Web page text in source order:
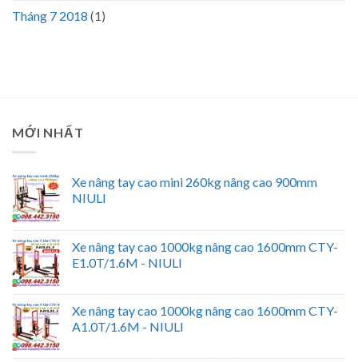
Tháng 7 2018 (1)
MỚI NHẤT
Xe nâng tay cao mini 260kg nâng cao 900mm
NIULI
Xe nâng tay cao 1000kg nâng cao 1600mm CTY-
E1.0T/1.6M - NIULI
Xe nâng tay cao 1000kg nâng cao 1600mm CTY-
A1.0T/1.6M - NIULI